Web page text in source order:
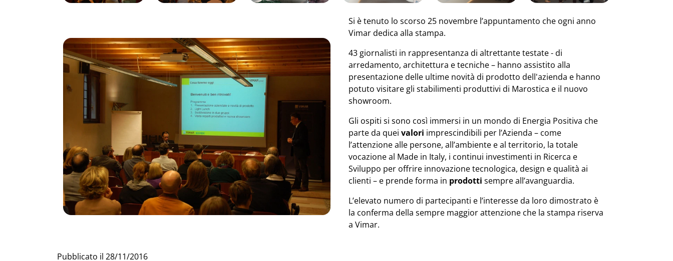
Si è tenuto lo scorso 25 novembre l’appuntamento che ogni anno
Vimar dedica alla stampa.
43 giornalisti in rappresentanza di altrettante testate - di
arredamento, architettura e tecniche – hanno assistito alla
presentazione delle ultime novità di prodotto dell'azienda e hanno
potuto visitare gli stabilimenti produttivi di Marostica e il nuovo
showroom.
Gli ospiti si sono così immersi in un mondo di Energia Positiva che
parte da quei valori imprescindibili per l’Azienda – come
l’attenzione alle persone, all’ambiente e al territorio, la totale
vocazione al Made in Italy, i continui investimenti in Ricerca e
Sviluppo per offrire innovazione tecnologica, design e qualità ai
clienti – e prende forma in prodotti sempre all’avanguardia.
L’elevato numero di partecipanti e l’interesse da loro dimostrato è
la conferma della sempre maggior attenzione che la stampa riserva
a Vimar.
Pubblicato il 28/11/2016